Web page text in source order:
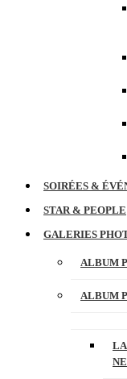
SOIRÉES &
STAR & PEOPLE
GALERIES
ALBUM
ALBUM